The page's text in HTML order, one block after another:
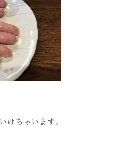
けちゃいます。